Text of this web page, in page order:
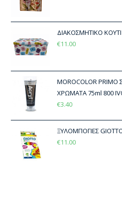
ΔΙΑΚΟΣΜΗΤΙΚΟ ΚΟΥΤΙ
€11.00
MOROCOLOR
ΧΡΩΜΑΤΑ 75ml 800
€3.40
ΞΥΛΟΜΠΟΓΙΕΣ
€11.00